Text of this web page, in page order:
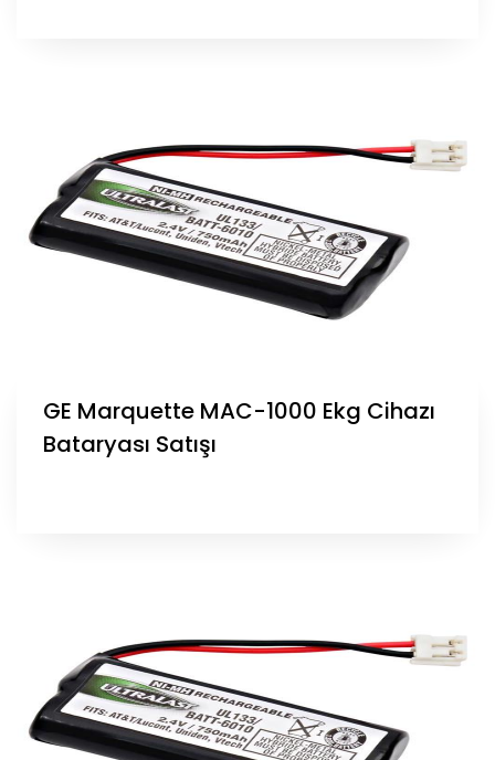
GE Marquette MAC-1000 Ekg Cihazı
Bataryası Satışı